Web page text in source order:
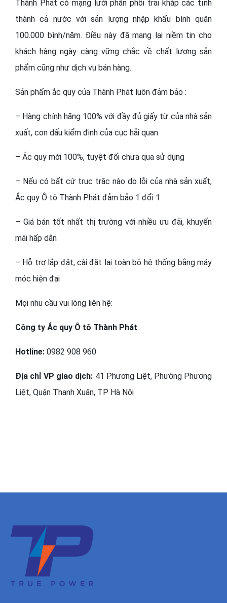
Thành Phát có mạng lưới phân phối trải khắp các tỉnh
thành cả nước với sản lượng nhập khẩu bình quân
100.000 bình/năm. Điều này đã mang lại niềm tin cho
khách hàng ngày càng vững chắc về chất lượng sản
phẩm cũng như dịch vụ bán hàng.
Sản phẩm ắc quy của Thành Phát luôn đảm bảo :
– Hàng chính hãng 100% với đầy đủ giấy từ của nhà sản
xuất, con dấu kiểm định của cục hải quan
– Ắc quy mới 100%, tuyệt đối chưa qua sử dụng
– Nếu có bất cứ trục trặc nào do lỗi của nhà sản xuất,
Ắc quy Ô tô Thành Phát đảm bảo 1 đổi 1
– Giá bán tốt nhất thị trường với nhiều ưu đãi, khuyến
mãi hấp dẫn
– Hỗ trợ lắp đặt, cài đặt lại toàn bộ hệ thống bằng máy
móc hiện đại
Mọi nhu cầu vui lòng liên hệ:
Công ty Ắc quy Ô tô Thành Phát
Hotline: 0982 908 960
Địa chỉ VP giao dịch: 41 Phương Liệt, Phường Phương
Liệt, Quận Thanh Xuân, TP Hà Nội